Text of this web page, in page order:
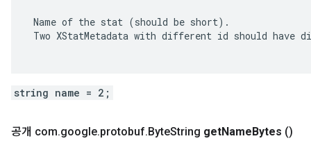
Name of the stat (should be short).
Two XStatMetadata with different id should have
string name = 2;
공개 com.google.protobuf.ByteString getNameBytes ()